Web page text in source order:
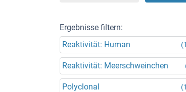
Ergebnisse filtern:
Reaktivität: Human
Reaktivität: Meerschweinchen
Polyclonal